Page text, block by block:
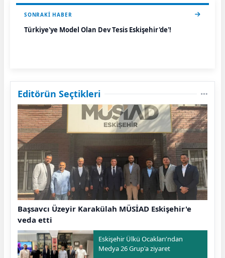
SONRAKI HABER
Türkiye'ye Model Olan Dev Tesis Eskişehir'de'!
Editörün Seçtikleri
Başsavcı Üzeyir Karakülah MÜSİAD Eskişehir'e
veda etti
Eskişehir Ülkü Ocakları'ndan
Medya 26 Grup'a ziyaret